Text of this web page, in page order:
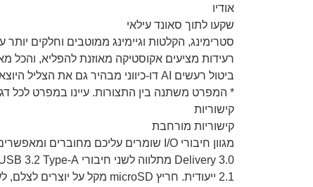
אודיו
שקעו לתוך סאונד עילאי
רעידות מציעים אקוסטיקה מאוזנת להפליא, והכל
ביטול רעשים AI דו-כיווני מבהיר גם את הצליל היוצא וגם הנכנס.
* המפרט משתנה בין התצורות. עיינו במפרט לכל
קישוריות
קישוריות מורחבת
2.1 ייעודית. חריץ microSD מקל על יוצרים לצלם, לערוך ולעבד תמונות וסרטונים מסיביים בכל מקום.